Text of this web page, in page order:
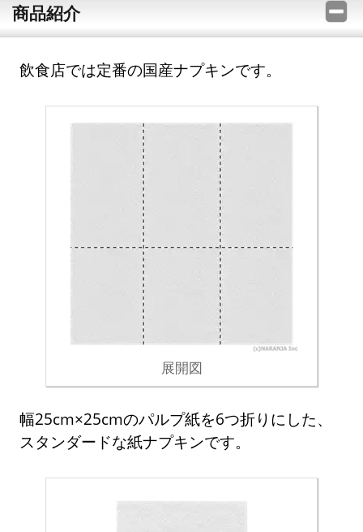
商品紹介
飲食店では定番の国産ナプキンです。
展開図
幅25cm×25cmのパルプ紙を6つ折りにした、
スタンダードな紙ナプキンです。